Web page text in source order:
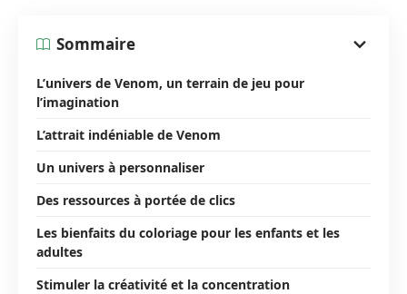
Sommaire
L’univers de Venom, un terrain de jeu pour
l’imagination
L’attrait indéniable de Venom
Un univers à personnaliser
Des ressources à portée de clics
Les bienfaits du coloriage pour les enfants et les
adultes
Stimuler la créativité et la concentration